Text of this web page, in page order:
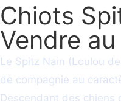
Chiots
Vendre
Le Spitz Nain (Loulou
de compagnie au
Descendant des chiens